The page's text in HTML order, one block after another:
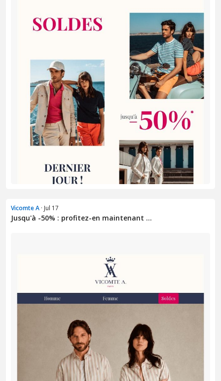
Vicomte A · Jul 17
Jusqu'à -50% : profitez-en maintenant ...